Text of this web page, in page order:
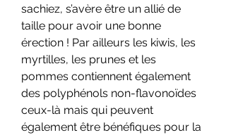
sachiez, s’avère être un allié de
taille pour avoir une bonne
érection ! Par ailleurs les kiwis, les
myrtilles, les prunes et les
pommes contiennent également
des polyphénols non-flavonoïdes
ceux-là mais qui peuvent
également être bénéfiques pour la